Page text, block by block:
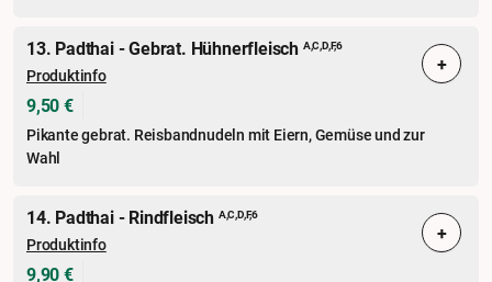
13. Padthai - Gebrat. Hühnerfleisch A,C,D,F,6
Produktinfo
9,50 €
Pikante gebrat. Reisbandnudeln mit Eiern, Gemüse und zur
Wahl
+
14. Padthai - Rindfleisch A,C,D,F,6
Produktinfo
9,90 €
+